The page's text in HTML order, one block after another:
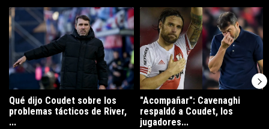
Un artículo de tendencia con el título "Qué dijo Coudet sobre los
Qué dijo Coudet sobre los
problemas tácticos de River,
...
Un artículo de tendencia con el
"Acompañar": Cavenaghi
respaldó a Coudet, los
jugadores...